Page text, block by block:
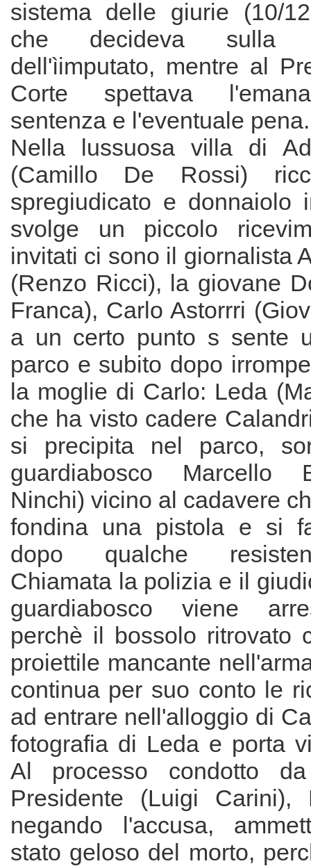
sistema delle giurie (10/
che decideva sulla
dell'ìimputato, mentre al
Corte spettava
sentenza e l'eventuale
Nella lussuosa villa di
(Camillo De Rossi)
spregiudicato e donnaiolo
svolge un piccolo
invitati ci sono il giornalista
(Renzo Ricci), la giovane
Franca), Carlo Astorrri
a un certo punto s sente
parco e subito dopo
la moglie di Carlo: Leda
che ha visto cadere
si precipita nel parco,
guardiabosco Marcello
Ninchi) vicino al cadavere
fondina una pistola e si
dopo qualche
Chiamata la polizia e il
guardiabosco viene
perchè il bossolo ritrovato
proiettile mancante
continua per suo conto le
ad entrare nell'alloggio di
fotografia di Leda e porta
Al processo condotto
Presidente (Luigi Carini),
negando l'accusa,
stato geloso del morto,